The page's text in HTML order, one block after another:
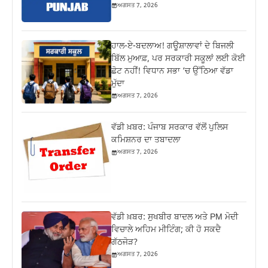
ਅਗਸਤ 7, 2026
ਹਾਲ-ਏ-ਬਦਲਾਅ! ਗਊਸ਼ਾਲਾਵਾਂ ਦੇ ਬਿਜਲੀ
ਬਿੱਲ ਮੁਆਫ਼, ਪਰ ਸਰਕਾਰੀ ਸਕੂਲਾਂ ਲਈ ਕੋਈ
ਛੋਟ ਨਹੀਂ! ਵਿਧਾਨ ਸਭਾ ‘ਚ ਉੱਠਿਆ ਵੱਡਾ
ਮੁੱਦਾ
ਅਗਸਤ 7, 2026
ਵੱਡੀ ਖ਼ਬਰ: ਪੰਜਾਬ ਸਰਕਾਰ ਵੱਲੋਂ ਪੁਲਿਸ
ਕਮਿਸ਼ਨਰ ਦਾ ਤਬਾਦਲਾ
ਅਗਸਤ 7, 2026
ਵੱਡੀ ਖ਼ਬਰ: ਸੁਖਬੀਰ ਬਾਦਲ ਅਤੇ PM ਮੋਦੀ
ਵਿਚਾਲੇ ਅਹਿਮ ਮੀਟਿੰਗ; ਕੀ ਹੋ ਸਕਦੈ
ਗੱਠਜੋੜ?
ਅਗਸਤ 7, 2026